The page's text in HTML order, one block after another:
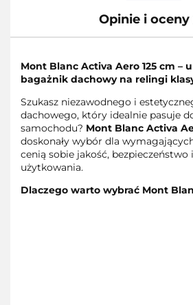
Opinie i oceny
Mont Blanc Activa Aero 125 cm –
bagażnik dachowy na relingi
Szukasz niezawodnego i
dachowego, który idealnie pasuje
samochodu? Mont Blanc Activa
doskonały wybór dla
cenią sobie jakość, bezpieczeństwo
użytkowania.
Dlaczego warto wybrać Mont